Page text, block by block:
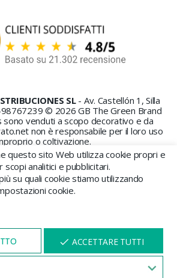
SL- Av. Castellón 1, Silla
© 2026 GB The Green Brand
sono venduti a scopo decorativo e da
non è responsabile per il loro uso
o coltivazione.
questo sito Web utilizza cookie propri e
analitici e pubblicitari.
su quali cookie stiamo utilizzando
cookie.
ACCETTARE TUTTI
VISITA IL NOSTRO SITO
PER 5 MINUTI E QUI
APPARIRÀ UNOSCONTO